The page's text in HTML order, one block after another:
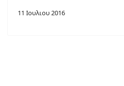
11 Ιουλιου 2016